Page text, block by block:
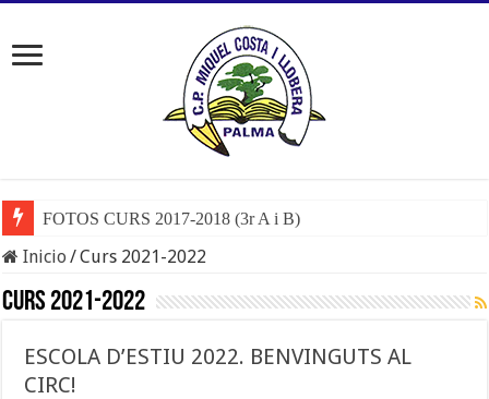
FOTOS CURS 2017-2018 (3r A i B)
Inicio /Curs 2021-2022
Curs 2021-2022
ESCOLA D’ESTIU 2022. BENVINGUTS AL
CIRC!